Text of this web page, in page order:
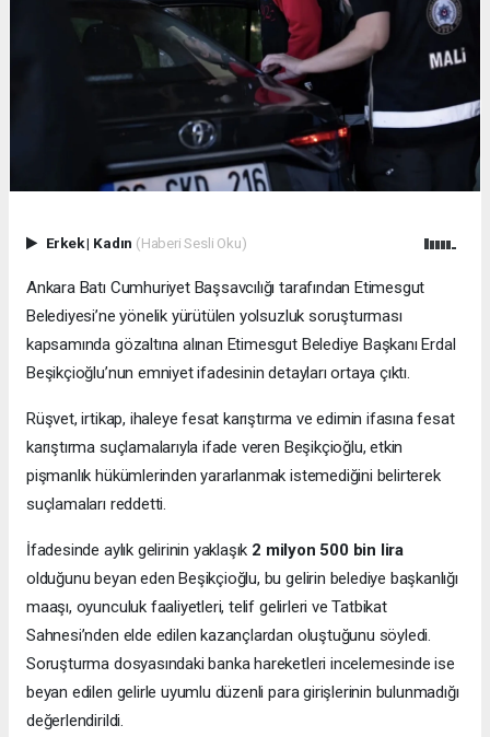
Erkek| Kadın (Haberi Sesli Oku)
Ankara Batı Cumhuriyet Başsavcılığı tarafından Etimesgut
Belediyesi’ne yönelik yürütülen yolsuzluk soruşturması
kapsamında gözaltına alınan Etimesgut Belediye Başkanı Erdal
Beşikçioğlu’nun emniyet ifadesinin detayları ortaya çıktı.
Rüşvet, irtikap, ihaleye fesat karıştırma ve edimin ifasına fesat
karıştırma suçlamalarıyla ifade veren Beşikçioğlu, etkin
pişmanlık hükümlerinden yararlanmak istemediğini belirterek
suçlamaları reddetti.
İfadesinde aylık gelirinin yaklaşık 2 milyon 500 bin lira
olduğunu beyan eden Beşikçioğlu, bu gelirin belediye başkanlığı
maaşı, oyunculuk faaliyetleri, telif gelirleri ve Tatbikat
Sahnesi’nden elde edilen kazançlardan oluştuğunu söyledi.
Soruşturma dosyasındaki banka hareketleri incelemesinde ise
beyan edilen gelirle uyumlu düzenli para girişlerinin bulunmadığı
değerlendirildi.